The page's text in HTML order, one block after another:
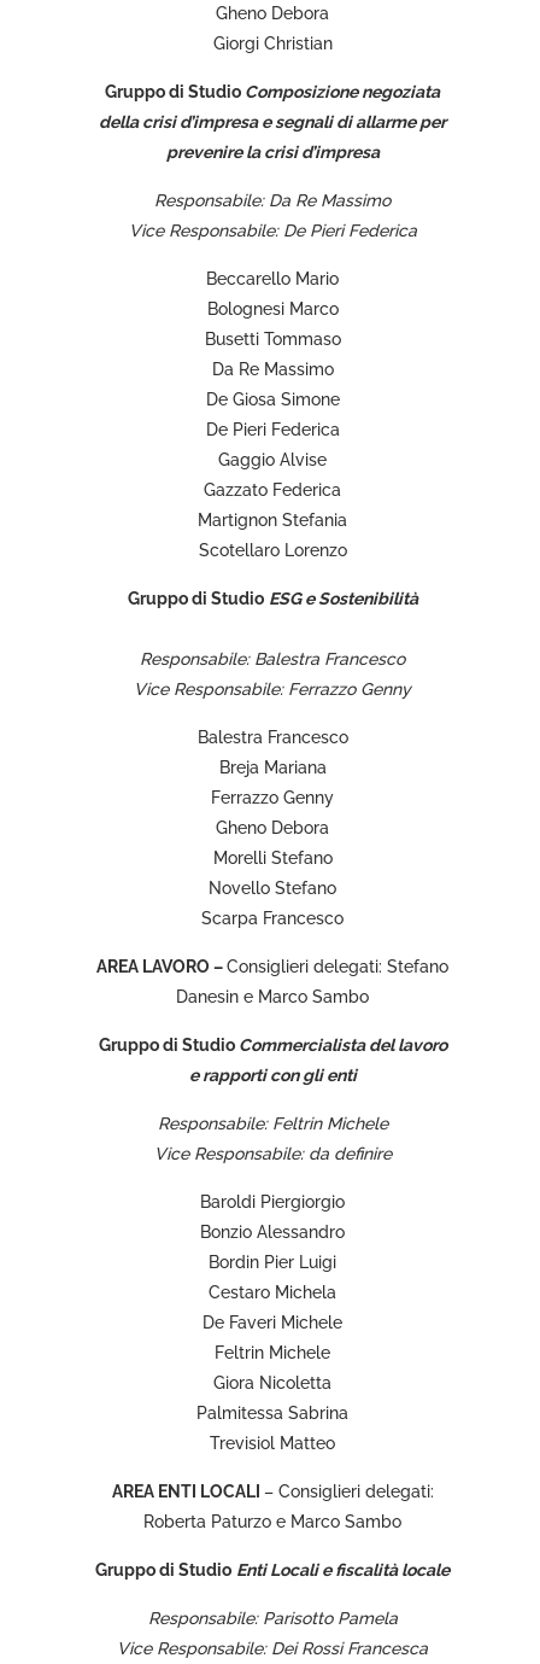
Gheno Debora
Giorgi Christian
Gruppo di Studio Composizione negoziata
della crisi d’impresa e segnali di allarme per
prevenire la crisi d’impresa
Responsabile: Da Re Massimo
Vice Responsabile: De Pieri Federica
Beccarello Mario
Bolognesi Marco
Busetti Tommaso
Da Re Massimo
De Giosa Simone
De Pieri Federica
Gaggio Alvise
Gazzato Federica
Martignon Stefania
Scotellaro Lorenzo
Gruppo di Studio ESG e Sostenibilità
Responsabile: Balestra Francesco
Vice Responsabile: Ferrazzo Genny
Balestra Francesco
Breja Mariana
Ferrazzo Genny
Gheno Debora
Morelli Stefano
Novello Stefano
Scarpa Francesco
AREA LAVORO –Consiglieri delegati: Stefano
Danesin e Marco Sambo
Gruppo di Studio Commercialista del lavoro
e rapporti con gli enti
Responsabile: Feltrin Michele
Vice Responsabile: da definire
Baroldi Piergiorgio
Bonzio Alessandro
Bordin Pier Luigi
Cestaro Michela
De Faveri Michele
Feltrin Michele
Giora Nicoletta
Palmitessa Sabrina
Trevisiol Matteo
AREA ENTI LOCALI – Consiglieri delegati:
Roberta Paturzo e Marco Sambo
Gruppo di Studio Enti Locali e fiscalità locale
Responsabile: Parisotto Pamela
Vice Responsabile: Dei Rossi Francesca